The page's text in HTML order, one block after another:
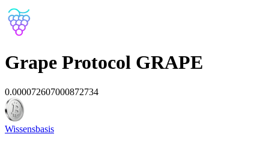
Grape Protocol GRAPE
0.000072607000872734
Wissensbasis